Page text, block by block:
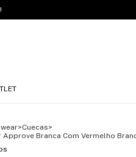
>Cuecas>
Approve Branca Com Vermelho